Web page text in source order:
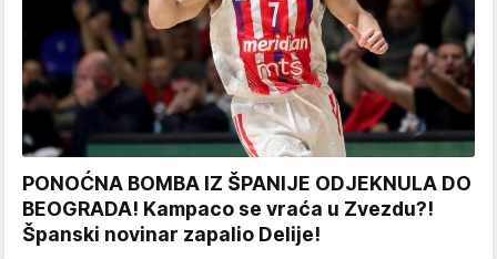
PONOĆNA BOMBA IZ ŠPANIJE ODJEKNULA DO
BEOGRADA! Kampaco se vraća u Zvezdu?!
Španski novinar zapalio Delije!